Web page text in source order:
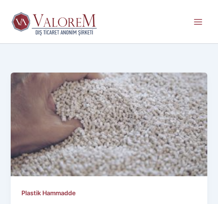
Plastik Hammadde